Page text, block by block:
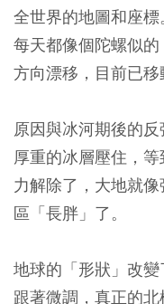
全世界的地圖和座
每天都像個陀螺似
方向漂移，目前已移
原因與冰河期後的
厚重的冰層壓住，
力解除了，大地就
區「長胖」了。
地球的「形狀」改
跟著微調，真正的